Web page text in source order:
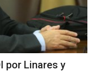
por Linares y